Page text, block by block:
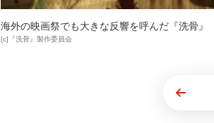
海外の映画祭でも大きな反響を呼んだ『洗骨』
[c]『洗骨』製作委員会